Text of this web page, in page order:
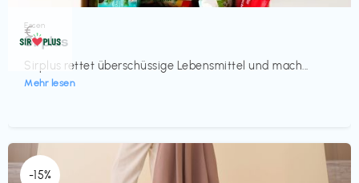
Essen
Sirplus
Sirplus rettet überschüssige Lebensmittel und mach...
Mehr lesen
€‎
-15%